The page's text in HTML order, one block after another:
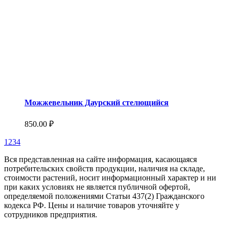
Можжевельник Даурский стелющийся
850.00 ₽
1 234
Вся представленная на сайте информация, касающаяся
потребительских свойств продукции, наличия на складе,
стоимости растений, носит информационный характер и ни
при каких условиях не является публичной офертой,
определяемой положениями Статьи 437(2) Гражданского
кодекса РФ. Цены и наличие товаров уточняйте у
сотрудников предприятия.